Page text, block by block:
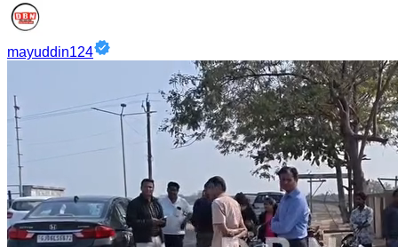
mayuddin124